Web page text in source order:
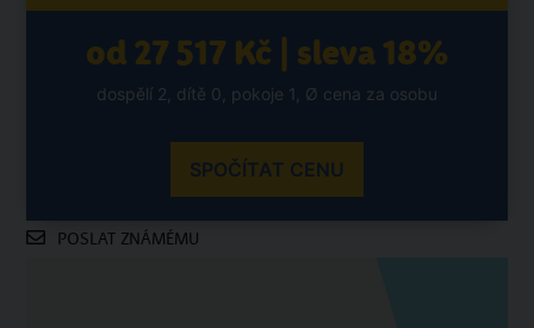
od 27 517 Kč | sleva 18%
dospělí 2, dítě 0, pokoje 1, Ø cena za osobu
SPOČÍTAT CENU
POSLAT ZNÁMÉMU